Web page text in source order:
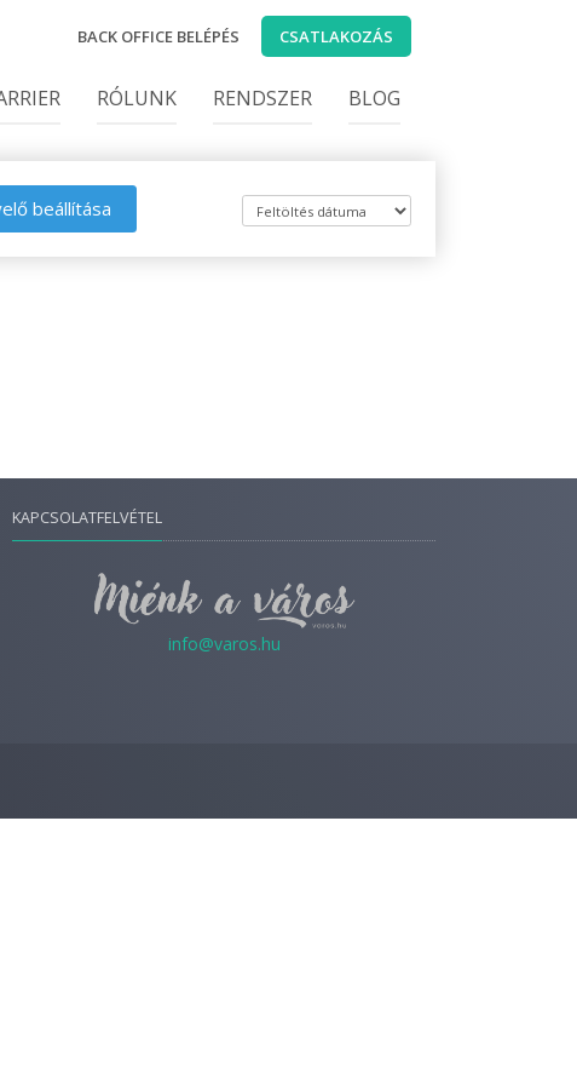
BACK OFFICE BELÉPÉS CSATLAKOZÁS
RÓLUNK RENDSZER BLOG
beállítása
KAPCSOLATFELVÉTEL
info@varos.hu